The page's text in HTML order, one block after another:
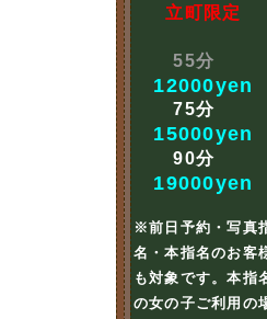
立町限定
55分
12000yen
75分
15000yen
90分
19000yen
※前日予約・写真
名・本指名のお客
も対象です。本指
の女の子ご利用の